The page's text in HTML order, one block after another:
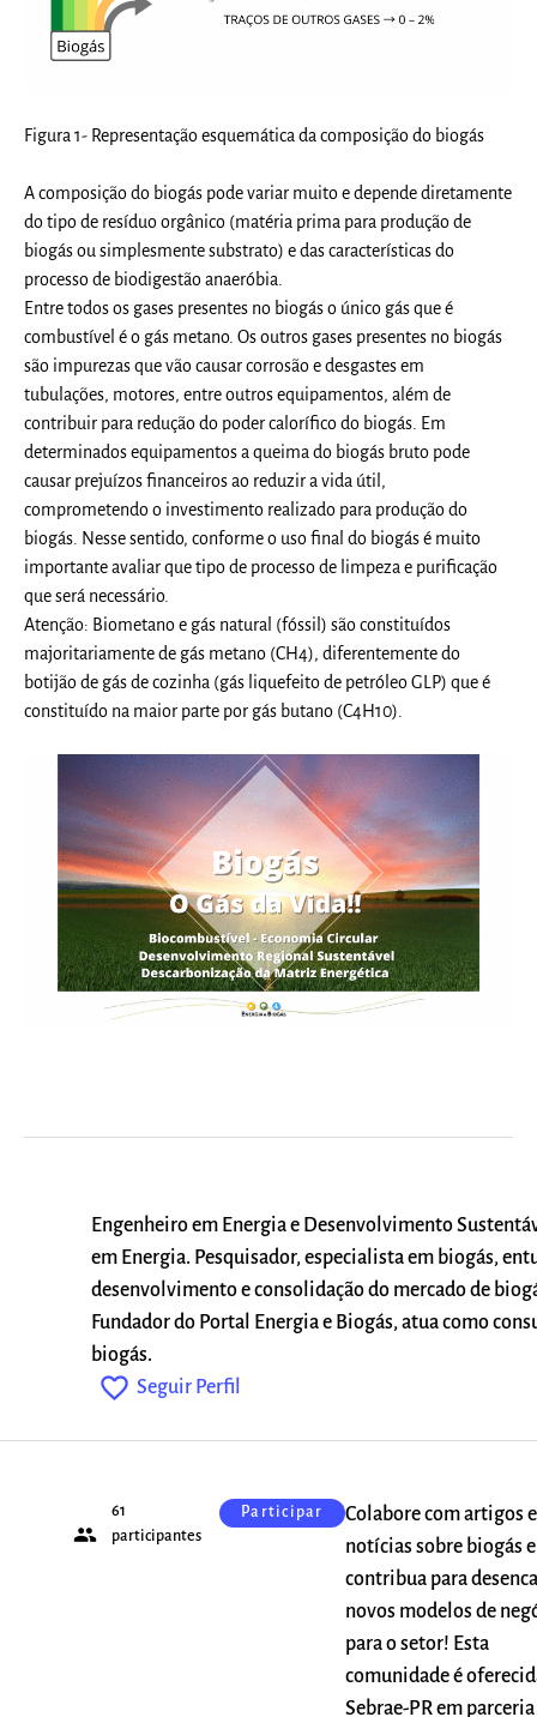
Figura 1- Representação esquemática da composição do biogás
A composição do biogás pode variar muito e depende diretamente
do tipo de resíduo orgânico (matéria prima para produção de
biogás ou simplesmente substrato) e das características do
processo de biodigestão anaeróbia.
Entre todos os gases presentes no biogás o único gás que é
combustível é o gás metano. Os outros gases presentes no biogás
são impurezas que vão causar corrosão e desgastes em
tubulações, motores, entre outros equipamentos, além de
contribuir para redução do poder calorífico do biogás. Em
determinados equipamentos a queima do biogás bruto pode
causar prejuízos financeiros ao reduzir a vida útil,
comprometendo o investimento realizado para produção do
biogás. Nesse sentido, conforme o uso final do biogás é muito
importante avaliar que tipo de processo de limpeza e purificação
que será necessário.
Atenção: Biometano e gás natural (fóssil) são constituídos
majoritariamente de gás metano (CH4), diferentemente do
botijão de gás de cozinha (gás liquefeito de petróleo GLP) que é
constituído na maior parte por gás butano (C4H10).
Engenheiro em Energia e Desenvolvimento
em Energia. Pesquisador, especialista em biogás,
desenvolvimento e consolidação do mercado de
Fundador do Portal Energia e Biogás, atua como
biogás.
favorite_outline Seguir Perfil
people
61
participantes
Participar
Colabore com artigos e
notícias sobre biogás e
contribua para
novos modelos de
para o setor! Esta
comunidade é
Sebrae-PR em